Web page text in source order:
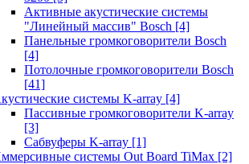
Активные акустические системы
"Линейный массив" Bosch [4]
Панельные громкоговорители Bosch
[4]
Потолочные громкоговорители Bosch
[41]
системы K-array [4]
Пассивные громкоговорители K-array
[3]
Сабвуферы K-array [1]
системы Out Board TiMax [2]